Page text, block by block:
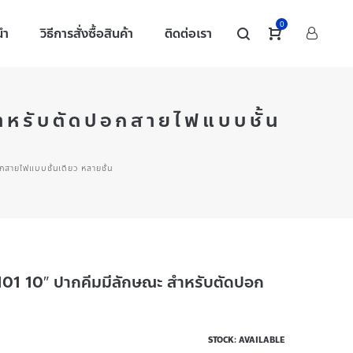
วิธีการสั่งซื้อสินค้า ติดต่อเรา 0
รับตัดปอกสายไฟแบบชั้น
ายไฟแบบชั้นเดียว หลายชั้น
10″ ปากคีมมีลักษณะ สำหรับตัดปอก
STOCK: AVAILABLE